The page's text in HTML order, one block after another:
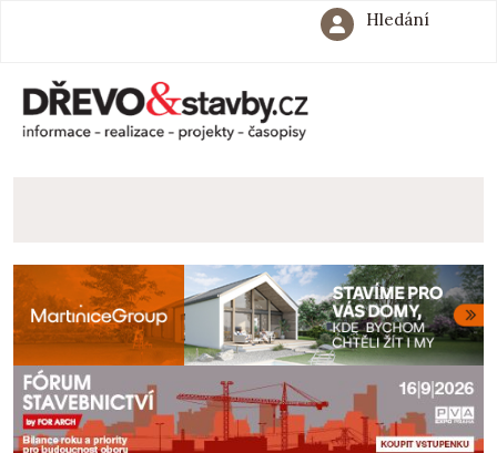
Hledání